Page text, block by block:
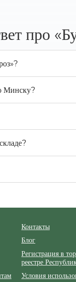
про
Минску?
Контакты
Блог
Регистрация в
реестре
Условия